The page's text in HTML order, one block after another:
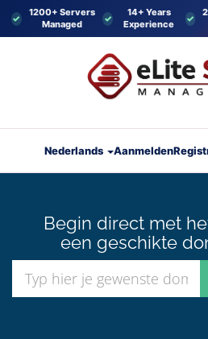
1200+ Servers
Managed
14+ Years
Experience
Nederlands Aanmelden
Begin direct met
een geschikte